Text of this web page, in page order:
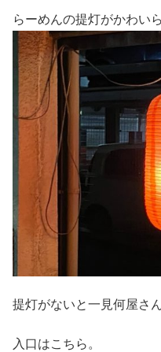
らーめんの提灯がかわい
提灯がないと一見何屋さ
入口はこちら。